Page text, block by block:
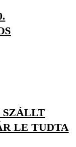
SZÁLLT
LE TUDTA